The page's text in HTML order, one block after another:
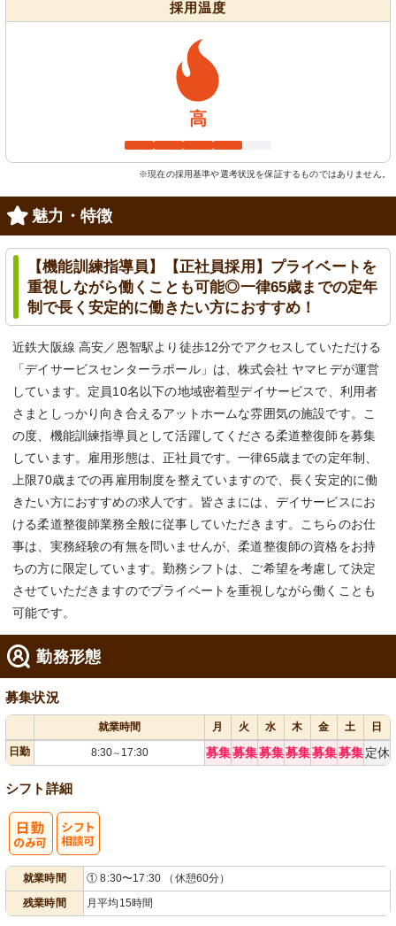
採用温度
高
※現在の採用基準や選考状況を保証するものではありません。
魅力・特徴
【機能訓練指導員】【正社員採用】プライベートを
重視しながら働くことも可能◎一律65歳までの定年
制で長く安定的に働きたい方におすすめ！
近鉄大阪線 高安／恩智駅より徒歩12分でアクセスしていただける
「デイサービスセンターラポール」は、株式会社 ヤマヒデが運営
しています。定員10名以下の地域密着型デイサービスで、利用者
さまとしっかり向き合えるアットホームな雰囲気の施設です。こ
の度、機能訓練指導員として活躍してくださる柔道整復師を募集
しています。雇用形態は、正社員です。一律65歳までの定年制、
上限70歳までの再雇用制度を整えていますので、長く安定的に働
きたい方におすすめの求人です。皆さまには、デイサービスにお
ける柔道整復師業務全般に従事していただきます。こちらのお仕
事は、実務経験の有無を問いませんが、柔道整復師の資格をお持
ちの方に限定しています。勤務シフトは、ご希望を考慮して決定
させていただきますのでプライベートを重視しながら働くことも
可能です。
勤務形態
募集状況
就業時間 月 火 水 木 金 土
日
日勤
8:30～ 17:30 募集募集募集募集募集募集 定休
シフト詳細
就業時間
① 8:30〜17:30 （休憩60分）
残業時間
月平均15時間